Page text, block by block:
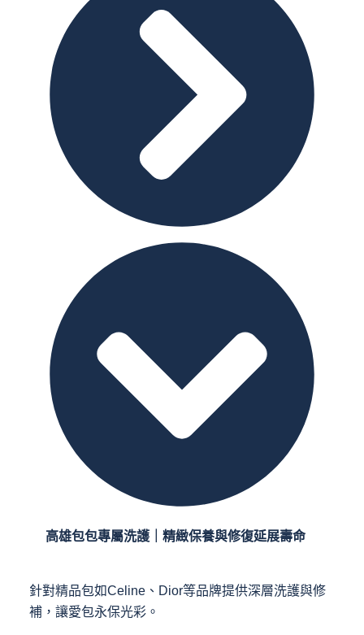
高雄包包專屬洗護｜精緻保養與修復延展壽命
針對精品包如Celine、Dior等品牌提供深層洗護與修
補，讓愛包永保光彩。